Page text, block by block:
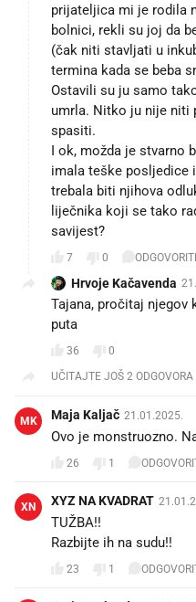
prijateljica mi je rodila
bolnici, rekli su joj da
(čak niti stavljati u
termina kada se beba
Ostavili su ju samo
umrla. Nitko ju nije niti
spasiti.
I ok, možda je stvarno
imala teške posljedice
trebala biti njihova
liječnika koji se tako
savijest?
7 0
Hrvoje Kačavenda
Tajana, pročitaj njegov
puta
36
0
UČITAJTE JOŠ 2 ODGOVORA
MK Maja Kaljač 21.01.2025.
Ovo je monstruozno.
26 1
XN XYZ NA KVADRAT
TUŽBA!!
Razbijte ih na sudu!!
23 1